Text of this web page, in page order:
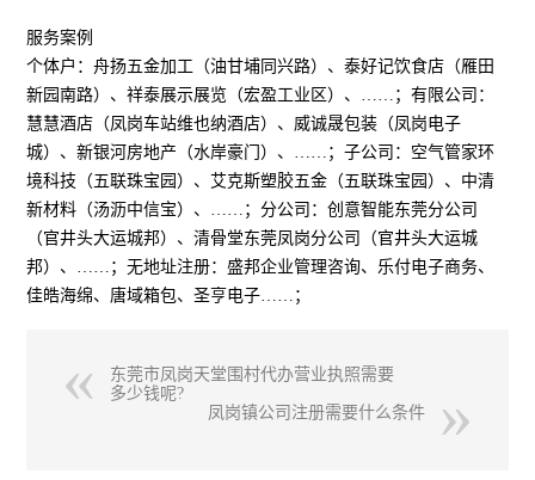
服务案例
个体户：舟扬五金加工（油甘埔同兴路）、泰好记饮食店（雁田
新园南路）、祥泰展示展览（宏盈工业区）、……；有限公司：
慧慧酒店（凤岗车站维也纳酒店）、威诚晟包装（凤岗电子
城）、新银河房地产（水岸豪门）、……；子公司：空气管家环
境科技（五联珠宝园）、艾克斯塑胶五金（五联珠宝园）、中清
新材料（汤沥中信宝）、……；分公司：创意智能东莞分公司
（官井头大运城邦）、清骨堂东莞凤岗分公司（官井头大运城
邦）、……；无地址注册：盛邦企业管理咨询、乐付电子商务、
佳皓海绵、唐域箱包、圣亨电子……；
东莞市凤岗天堂围村代办营业执照需要
多少钱呢?
凤岗镇公司注册需要什么条件